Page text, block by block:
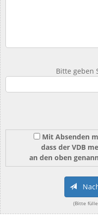
Bitte geben
Mit Absenden
dass der VDB
an den oben
(Bitte